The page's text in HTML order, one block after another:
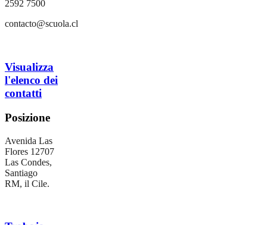
2592 7500
contacto@scuola.cl
Visualizza
l'elenco dei
contatti
Posizione
Avenida Las
Flores 12707
Las Condes,
Santiago
RM, il Cile.